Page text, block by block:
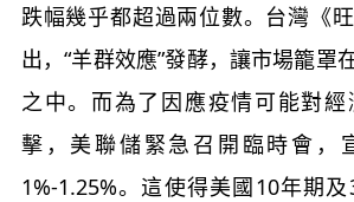
跌幅幾乎都超過兩位數。台灣《
出，“羊群效應”發酵，讓市場籠罩
之中。而為了因應疫情可能對
擊，美聯儲緊急召開臨時會，
1%-1.25%。這使得美國10年期